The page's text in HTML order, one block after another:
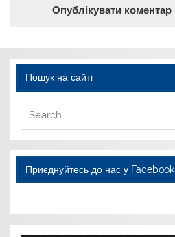
Пошук на сайті
Приєднуйтесь до нас у Facebook
WordPress YouTube